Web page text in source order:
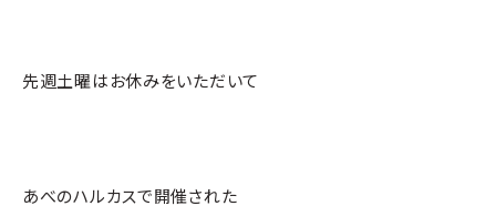
先週土曜はお休みをいただいて
あべのハルカスで開催された